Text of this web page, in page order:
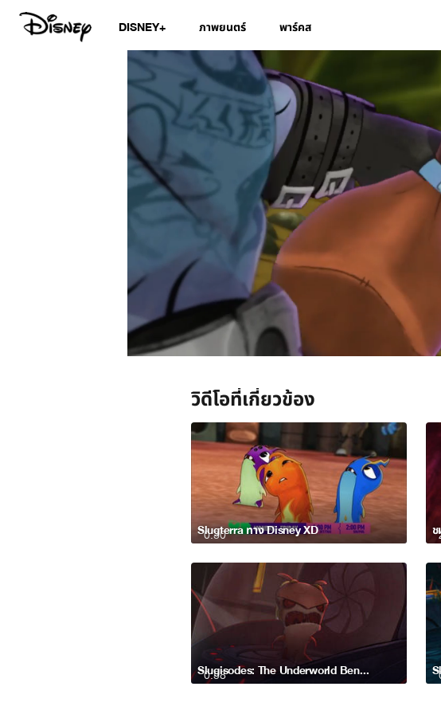
DISNEY+ ภาพยนตร์ พาร์คส
วิดีโอที่เกี่ยวข้อง
0:30
Slugterra ทาง Disney XD
0:58 Slugisodes: The Underworld Beneath Your Feet